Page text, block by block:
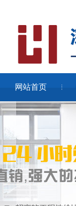
网站首页